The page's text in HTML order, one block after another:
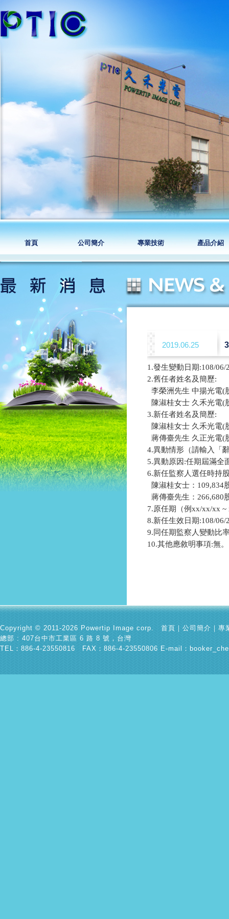
首頁 公司簡介 專業技術 產品介紹
2019.06.25
1.發生變動日期:108/06/
2.舊任者姓名及簡歷:
李榮洲先生 中揚光電(
陳淑桂女士 久禾光電(
3.新任者姓名及簡歷:
陳淑桂女士 久禾光電(
蔣傳臺先生 久正光電(
4.異動情形（請輸入「
5.異動原因:任期屆滿全
6.新任監察人選任時持
陳淑桂女士：109,834
蔣傳臺先生：266,680
7.原任期（例xx/xx/xx ~
8.新任生效日期:108/06/
9.同任期監察人變動比
10.其他應敘明事項:無。
Copyright © 2011-2026 Powertip Image corp. 首頁 ｜ 公司簡介 ｜ 專
總部 : 407台中市工業區 6 路 8 號，台灣
TEL：886-4-23550816 FAX：886-4-23550806 E-mail：